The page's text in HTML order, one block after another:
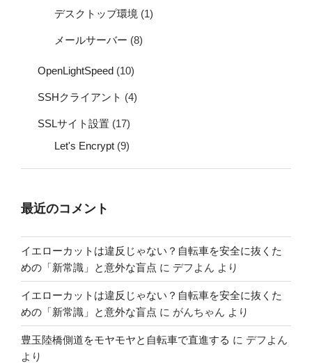
デスクトップ環境 (1)
メールサーバー (8)
OpenLightSpeed (10)
SSHクライアント (4)
SSLサイト設置 (17)
Let's Encrypt (9)
最近のコメント
イエローカットは違反じゃない？自転車を安全に抜くた
めの「新常識」と意外な盲点 に デフよん より
イエローカットは違反じゃない？自転車を安全に抜くた
めの「新常識」と意外な盲点 に がんちゃん より
豊玉陸橋側道をモヤモヤと自転車で直進する に デフよん
より